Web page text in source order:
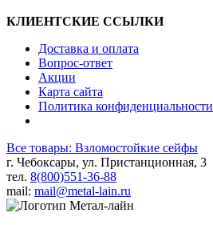
КЛИЕНТСКИЕ ССЫЛКИ
Доставка и оплата
Вопрос-ответ
Акции
Карта сайта
Политика конфиденциальности
Все товары: Взломостойкие сейфы
г. Чебоксары, ул. Пристанционная, 3
тел. 8(800)551-36-88
mail: mail@metal-lain.ru